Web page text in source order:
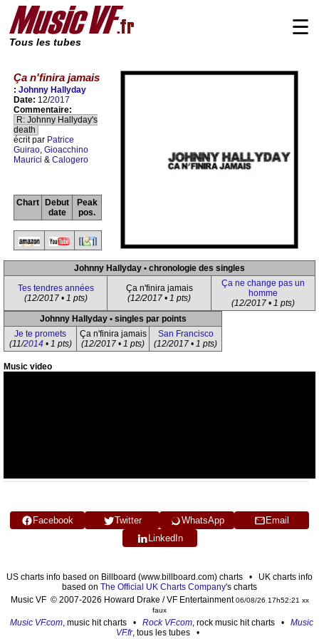
Tous les tubes
☰
Ça n'finira jamais
: Johnny Hallyday
Date: 12/2017
Commentaire:
R: Johnny Hallyday's
death
écrit par Patrice
Guirao, Gioacchino
Maurici & Calogero
Chart
Debut
date
Peak
pos.
Johnny Hallyday • chronologie des singles
Tes tendres années
(12/2017 • 1 pts)
Ça n'finira jamais
(12/2017 • 1 pts)
Ça ne change pas un
homme
(12/2017 • 1 pts)
Johnny Hallyday • singles par points
Je te promets
(11/2014• 1 pts)
Ça n'finira jamais
(12/2017 • 1 pts)
San Francisco
(12/2017 • 1 pts)
Music video
Facebook Twitter WhatsApp
Email
LinkedIn
US charts info based on Billboard (www.billboard.com) charts • UK charts info
based on The Official UK Charts Company's charts
Music VF © 2007-2026 Howard Drake / VF Entertainment06/08/26 17h52:21 xx
faux
Music VF.com, music hit charts • Rock VF.com, rock music hit charts • Music
VF.fr, tous les tubes •